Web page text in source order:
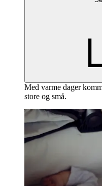
Med varme dager
store og små.